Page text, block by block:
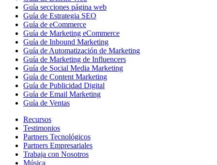
Guía secciones página web
Guía de Estrategia SEO
Guía de eCommerce
Guía de Marketing eCommerce
Guía de Inbound Marketing
Guía de Automatización de Marketing
Guía de Marketing de Influencers
Guía de Social Media Marketing
Guía de Content Marketing
Guía de Publicidad Digital
Guía de Email Marketing
Guía de Ventas
Recursos
Testimonios
Partners Tecnológicos
Partners Empresariales
Trabaja con Nosotros
Música